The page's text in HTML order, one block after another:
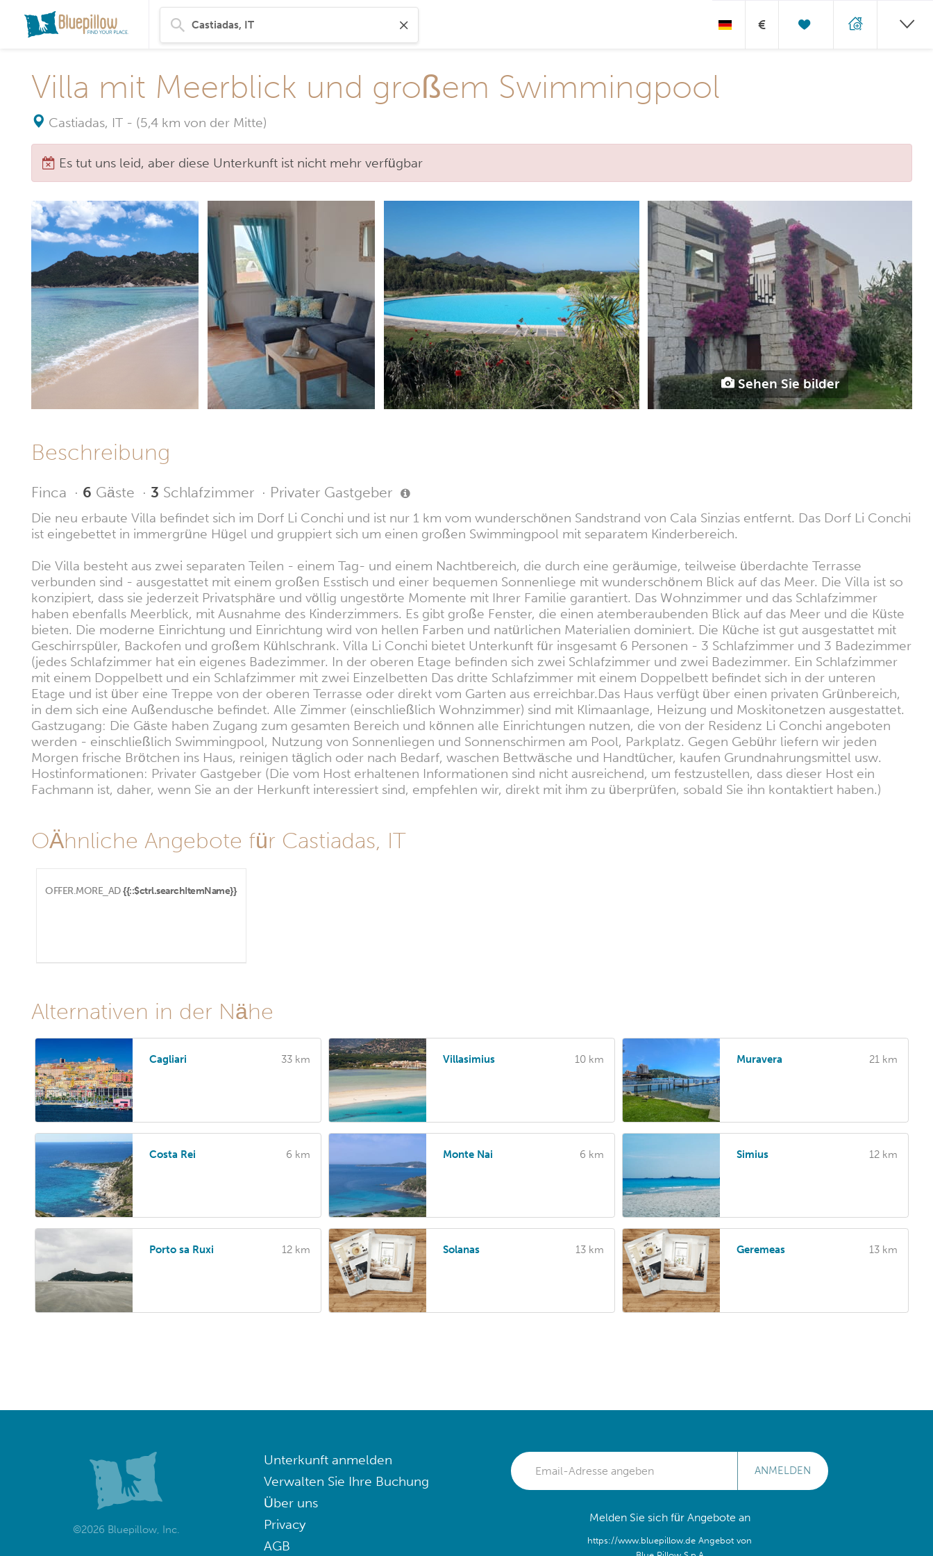
€
Villa mit Meerblick und großem Swimmingpool
Castiadas, IT - (5,4 km von der Mitte)
Es tut uns leid, aber diese Unterkunft ist nicht mehr verfügbar
Sehen Sie bilder
Beschreibung
Finca · 6 Gäste · 3 Schlafzimmer · Privater Gastgeber
Die neu erbaute Villa befindet sich im Dorf Li Conchi und ist nur 1 km vom wunderschönen Sandstrand von Cala Sinzias entfernt. Das Dorf Li Conchi
ist eingebettet in immergrüne Hügel und gruppiert sich um einen großen Swimmingpool mit separatem Kinderbereich.
Die Villa besteht aus zwei separaten Teilen - einem Tag- und einem Nachtbereich, die durch eine geräumige, teilweise überdachte Terrasse
verbunden sind - ausgestattet mit einem großen Esstisch und einer bequemen Sonnenliege mit wunderschönem Blick auf das Meer. Die Villa ist so
konzipiert, dass sie jederzeit Privatsphäre und völlig ungestörte Momente mit Ihrer Familie garantiert. Das Wohnzimmer und das Schlafzimmer
haben ebenfalls Meerblick, mit Ausnahme des Kinderzimmers. Es gibt große Fenster, die einen atemberaubenden Blick auf das Meer und die Küste
bieten. Die moderne Einrichtung und Einrichtung wird von hellen Farben und natürlichen Materialien dominiert. Die Küche ist gut ausgestattet mit
Geschirrspüler, Backofen und großem Kühlschrank. Villa Li Conchi bietet Unterkunft für insgesamt 6 Personen - 3 Schlafzimmer und 3 Badezimmer
(jedes Schlafzimmer hat ein eigenes Badezimmer. In der oberen Etage befinden sich zwei Schlafzimmer und zwei Badezimmer. Ein Schlafzimmer
mit einem Doppelbett und ein Schlafzimmer mit zwei Einzelbetten Das dritte Schlafzimmer mit einem Doppelbett befindet sich in der unteren
Etage und ist über eine Treppe von der oberen Terrasse oder direkt vom Garten aus erreichbar.Das Haus verfügt über einen privaten Grünbereich,
in dem sich eine Außendusche befindet. Alle Zimmer (einschließlich Wohnzimmer) sind mit Klimaanlage, Heizung und Moskitonetzen ausgestattet.
Gastzugang: Die Gäste haben Zugang zum gesamten Bereich und können alle Einrichtungen nutzen, die von der Residenz Li Conchi angeboten
werden - einschließlich Swimmingpool, Nutzung von Sonnenliegen und Sonnenschirmen am Pool, Parkplatz. Gegen Gebühr liefern wir jeden
Morgen frische Brötchen ins Haus, reinigen täglich oder nach Bedarf, waschen Bettwäsche und Handtücher, kaufen Grundnahrungsmittel usw.
Hostinformationen: Privater Gastgeber (Die vom Host erhaltenen Informationen sind nicht ausreichend, um festzustellen, dass dieser Host ein
Fachmann ist, daher, wenn Sie an der Herkunft interessiert sind, empfehlen wir, direkt mit ihm zu überprüfen, sobald Sie ihn kontaktiert haben.)
OÄhnliche Angebote für Castiadas, IT
OFFER.MORE_AD {{::$ctrl.searchItemName}}
Alternativen in der Nähe
Cagliari 33 km Villasimius 10 km Muravera 21 km
Costa Rei 6 km Monte Nai 6 km Simius 12 km
Porto sa Ruxi 12 km Solanas 13 km Geremeas 13 km
©2026 Bluepillow, Inc.
Unterkunft anmelden
Verwalten Sie Ihre Buchung
Über uns
Privacy
AGB
ANMELDEN
Melden Sie sich für Angebote an
https://www.bluepillow.de Angebot von